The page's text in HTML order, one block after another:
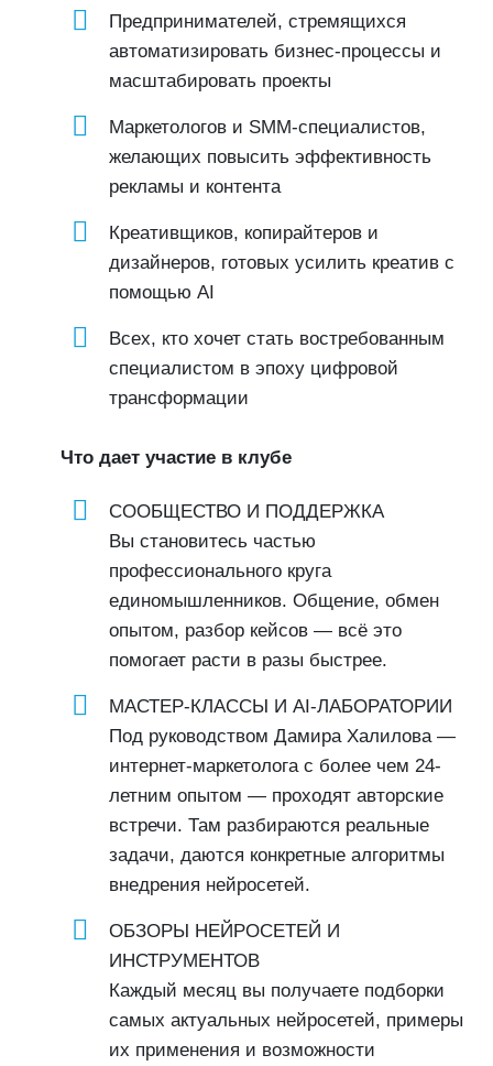
Предпринимателей, стремящихся
автоматизировать бизнес-процессы и
масштабировать проекты
Маркетологов и SMM-специалистов,
желающих повысить эффективность
рекламы и контента
Креативщиков, копирайтеров и
дизайнеров, готовых усилить креатив с
помощью AI
Всех, кто хочет стать востребованным
специалистом в эпоху цифровой
трансформации
Что дает участие в клубе
СООБЩЕСТВО И ПОДДЕРЖКА
Вы становитесь частью
профессионального круга
единомышленников. Общение, обмен
опытом, разбор кейсов — всё это
помогает расти в разы быстрее.
МАСТЕР-КЛАССЫ И AI-ЛАБОРАТОРИИ
Под руководством Дамира Халилова —
интернет-маркетолога с более чем 24-
летним опытом — проходят авторские
встречи. Там разбираются реальные
задачи, даются конкретные алгоритмы
внедрения нейросетей.
ОБЗОРЫ НЕЙРОСЕТЕЙ И
ИНСТРУМЕНТОВ
Каждый месяц вы получаете подборки
самых актуальных нейросетей, примеры
их применения и возможности